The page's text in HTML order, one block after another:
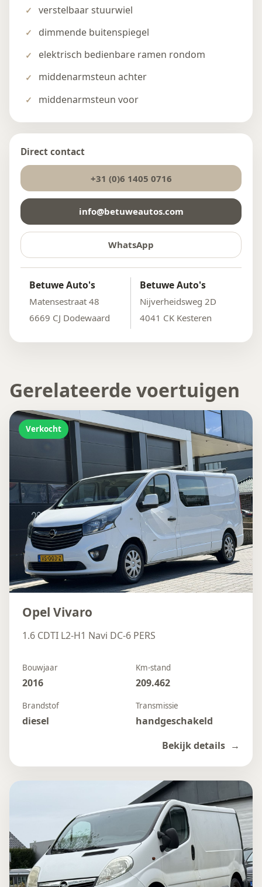
verstelbaar stuurwiel
dimmende buitenspiegel
elektrisch bedienbare ramen rondom
middenarmsteun achter
middenarmsteun voor
Direct contact
+31 (0)6 1405 0716
info@betuweautos.com
WhatsApp
Betuwe Auto's
Matensestraat 48
6669 CJ Dodewaard
Betuwe Auto's
Nijverheidsweg 2D
4041 CK Kesteren
Gerelateerde voertuigen
Verkocht
Opel Vivaro
1.6 CDTI L2-H1 Navi DC-6 PERS
Bouwjaar
2016
Km-stand
209.462
Brandstof
diesel
Transmissie
handgeschakeld
Bekijk details